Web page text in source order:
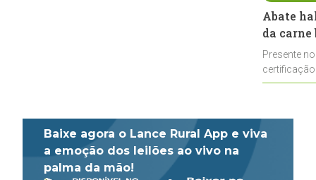
Abate
da
Presente
Baixe agora o Lance Rural App e viva
a emoção dos leilões ao vivo na
palma da mão!